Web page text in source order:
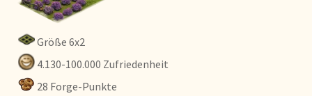
Größe 6x2
4.130-100.000 Zufriedenheit
28 Forge-Punkte